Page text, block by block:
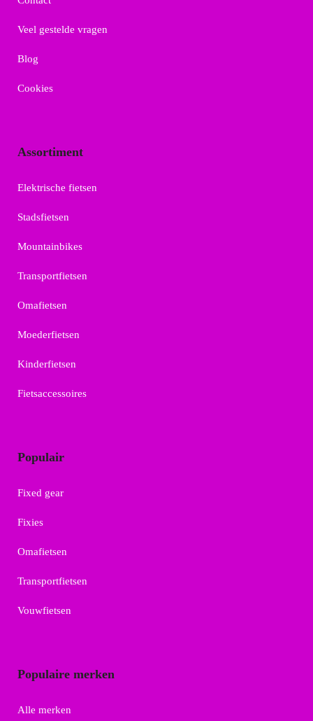
Veel gestelde vragen
Blog
Cookies
Assortiment
Elektrische fietsen
Stadsfietsen
Mountainbikes
Transportfietsen
Omafietsen
Moederfietsen
Kinderfietsen
Fietsaccessoires
Populair
Fixed gear
Fixies
Omafietsen
Transportfietsen
Vouwfietsen
Populaire merken
Alle merken